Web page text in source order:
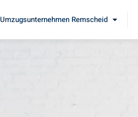
Umzugsunternehmen Remscheid